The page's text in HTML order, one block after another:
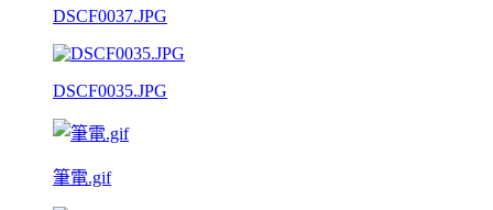
DSCF0037.JPG
DSCF0035.JPG
筆電.gif